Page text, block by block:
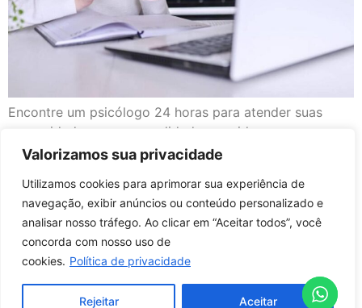
Valorizamos sua privacidade
Utilizamos cookies para aprimorar sua experiência de
navegação, exibir anúncios ou conteúdo personalizado e
analisar nosso tráfego. Ao clicar em “Aceitar todos”, você
concorda com nosso uso de
cookies. Política de privacidade
Rejeitar Aceitar
Encontre um psicólogo 24 horas para atender suas
necessidades com comodidade e rapidez.
InícioPolítica de PrivacidadeTermos de uso